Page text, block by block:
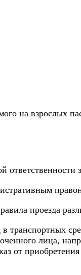
на взрослых
проезда
транспортных
лица,
от